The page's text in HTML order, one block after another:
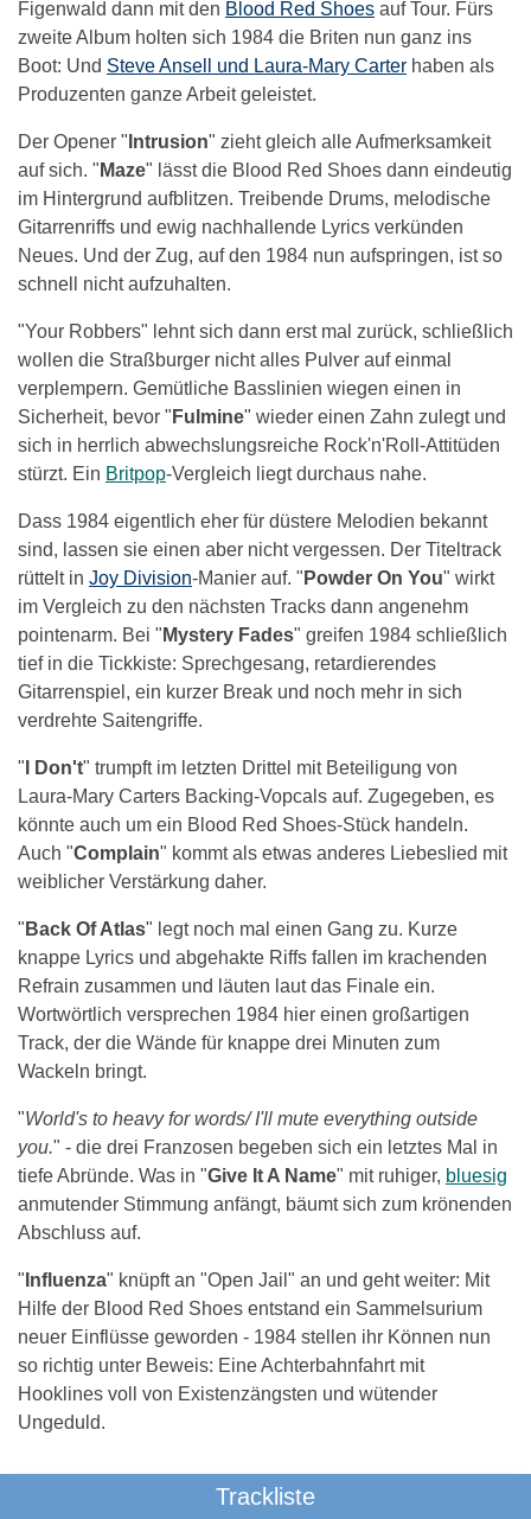
Figenwald dann mit den Blood Red Shoes auf Tour. Fürs
zweite Album holten sich 1984 die Briten nun ganz ins
Boot: Und Steve Ansell und Laura-Mary Carter haben als
Produzenten ganze Arbeit geleistet.
Der Opener " Intrusion" zieht gleich alle Aufmerksamkeit
auf sich. " Maze" lässt die Blood Red Shoes dann eindeutig
im Hintergrund aufblitzen. Treibende Drums, melodische
Gitarrenriffs und ewig nachhallende Lyrics verkünden
Neues. Und der Zug, auf den 1984 nun aufspringen, ist so
schnell nicht aufzuhalten.
"Your Robbers" lehnt sich dann erst mal zurück, schließlich
wollen die Straßburger nicht alles Pulver auf einmal
verplempern. Gemütliche Basslinien wiegen einen in
Sicherheit, bevor " Fulmine" wieder einen Zahn zulegt und
sich in herrlich abwechslungsreiche Rock'n'Roll-Attitüden
stürzt. Ein Britpop-Vergleich liegt durchaus nahe.
Dass 1984 eigentlich eher für düstere Melodien bekannt
sind, lassen sie einen aber nicht vergessen. Der Titeltrack
rüttelt in Joy Division-Manier auf. " Powder On You" wirkt
im Vergleich zu den nächsten Tracks dann angenehm
pointenarm. Bei " Mystery Fades" greifen 1984 schließlich
tief in die Tickkiste: Sprechgesang, retardierendes
Gitarrenspiel, ein kurzer Break und noch mehr in sich
verdrehte Saitengriffe.
" I Don't" trumpft im letzten Drittel mit Beteiligung von
Laura-Mary Carters Backing-Vopcals auf. Zugegeben, es
könnte auch um ein Blood Red Shoes-Stück handeln.
Auch "Complain" kommt als etwas anderes Liebeslied mit
weiblicher Verstärkung daher.
" Back Of Atlas" legt noch mal einen Gang zu. Kurze
knappe Lyrics und abgehakte Riffs fallen im krachenden
Refrain zusammen und läuten laut das Finale ein.
Wortwörtlich versprechen 1984 hier einen großartigen
Track, der die Wände für knappe drei Minuten zum
Wackeln bringt.
"World's to heavy for words/ I'll mute everything outside
you." - die drei Franzosen begeben sich ein letztes Mal in
tiefe Abründe. Was in "Give It A Name" mit ruhiger, bluesig
anmutender Stimmung anfängt, bäumt sich zum krönenden
Abschluss auf.
" Influenza" knüpft an "Open Jail" an und geht weiter: Mit
Hilfe der Blood Red Shoes entstand ein Sammelsurium
neuer Einflüsse geworden - 1984 stellen ihr Können nun
so richtig unter Beweis: Eine Achterbahnfahrt mit
Hooklines voll von Existenzängsten und wütender
Ungeduld.
Trackliste